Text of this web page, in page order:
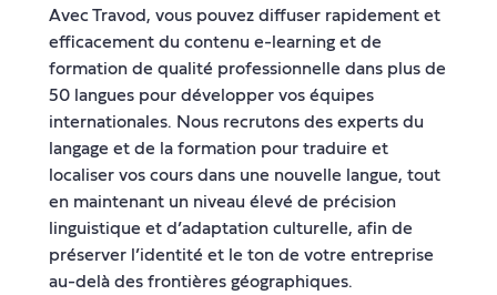
Avec Travod, vous pouvez diffuser rapidement et
efficacement du contenu e-learning et de
formation de qualité professionnelle dans plus de
50 langues pour développer vos équipes
internationales. Nous recrutons des experts du
langage et de la formation pour traduire et
localiser vos cours dans une nouvelle langue, tout
en maintenant un niveau élevé de précision
linguistique et d’adaptation culturelle, afin de
préserver l’identité et le ton de votre entreprise
au-delà des frontières géographiques.